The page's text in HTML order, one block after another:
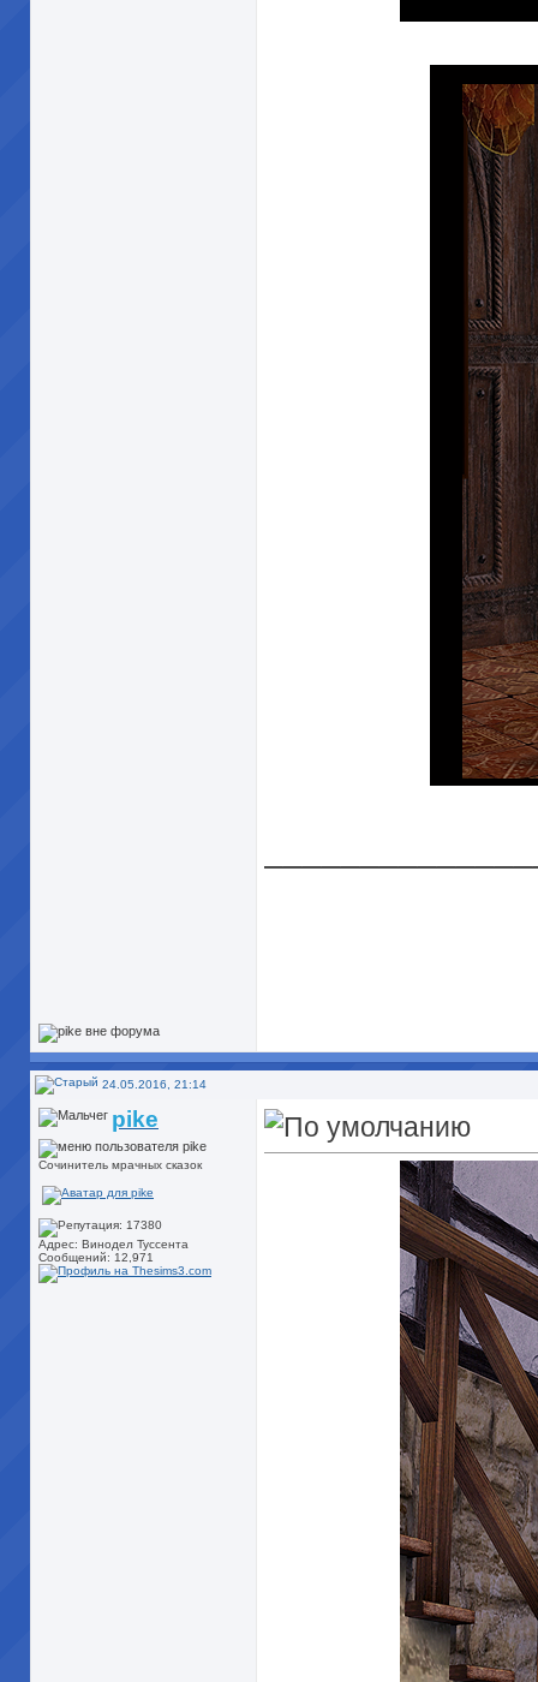
24.05.2016, 21:14
pike
Сочинитель мрачных сказок
Адрес: Винодел Туссента
Сообщений: 12,971